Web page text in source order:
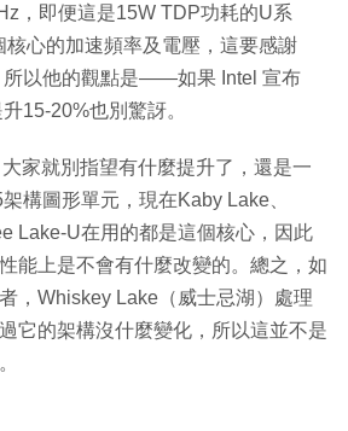
，即便這是15W TDP功耗的U系
心的加速頻率及電壓，這要感謝
所以他的觀點是——如果 Intel 宣布
15-20%也別驚訝。
家就別指望有什麼提升了，還是一
構圖形單元，現在Kaby Lake、
Lake-U在用的都是這個核心，因此
能上是不會有什麼改變的。總之，如
，Whiskey Lake（威士忌湖）處理
它的架構沒什麼變化，所以這並不是